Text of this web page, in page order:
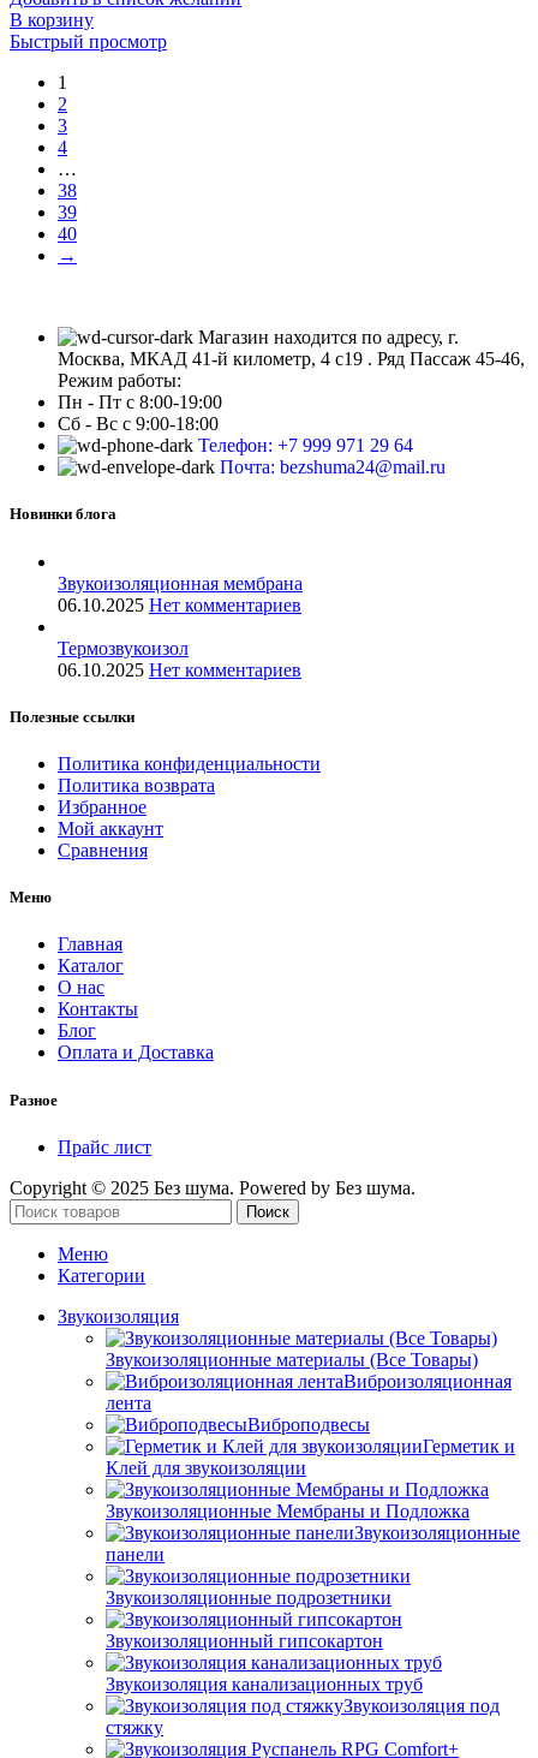
В корзину
Быстрый просмотр
1
2
3
4
…
38
39
40
→
Магазин находится по адресу, г.
Москва, МКАД 41-й километр, 4 с19 . Ряд Пассаж 45-46,
Режим работы:
Пн - Пт с 8:00-19:00
Сб - Вс с 9:00-18:00
Телефон: +7 999 971 29 64
Почта: bezshuma24@mail.ru
Новинки блога
Звукоизоляционная мембрана
06.10.2025 Нет комментариев
Термозвукоизол
06.10.2025 Нет комментариев
Полезные ссылки
Политика конфиденциальности
Политика возврата
Избранное
Мой аккаунт
Сравнения
Меню
Главная
Каталог
О нас
Контакты
Блог
Оплата и Доставка
Разное
Прайс лист
Copyright © 2025 Без шума. Powered by Без шума.
Поиск
Меню
Категории
Звукоизоляция
Звукоизоляционные материалы (Все Товары)
Виброизоляционная
лента
Виброподвесы
Герметик и
Клей для звукоизоляции
Звукоизоляционные Мембраны и Подложка
Звукоизоляционные
панели
Звукоизоляционные подрозетники
Звукоизоляционный гипсокартон
Звукоизоляция канализационных труб
Звукоизоляция под
стяжку